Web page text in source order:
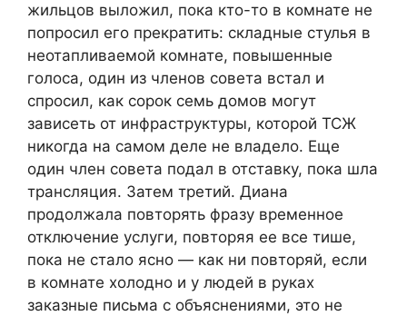
жильцов выложил, пока кто-то в комнате не
попросил его прекратить: складные стулья в
неотапливаемой комнате, повышенные
голоса, один из членов совета встал и
спросил, как сорок семь домов могут
зависеть от инфраструктуры, которой ТСЖ
никогда на самом деле не владело. Еще
один член совета подал в отставку, пока шла
трансляция. Затем третий. Диана
продолжала повторять фразу временное
отключение услуги, повторяя ее все тише,
пока не стало ясно — как ни повторяй, если
в комнате холодно и у людей в руках
заказные письма с объяснениями, это не